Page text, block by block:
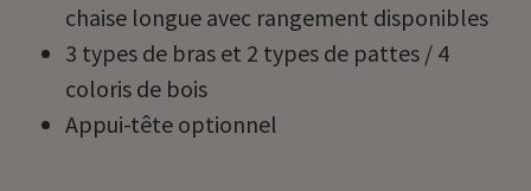
chaise longue avec rangement disponibles
3 types de bras et 2 types de pattes / 4
coloris de bois
Appui-tête optionnel